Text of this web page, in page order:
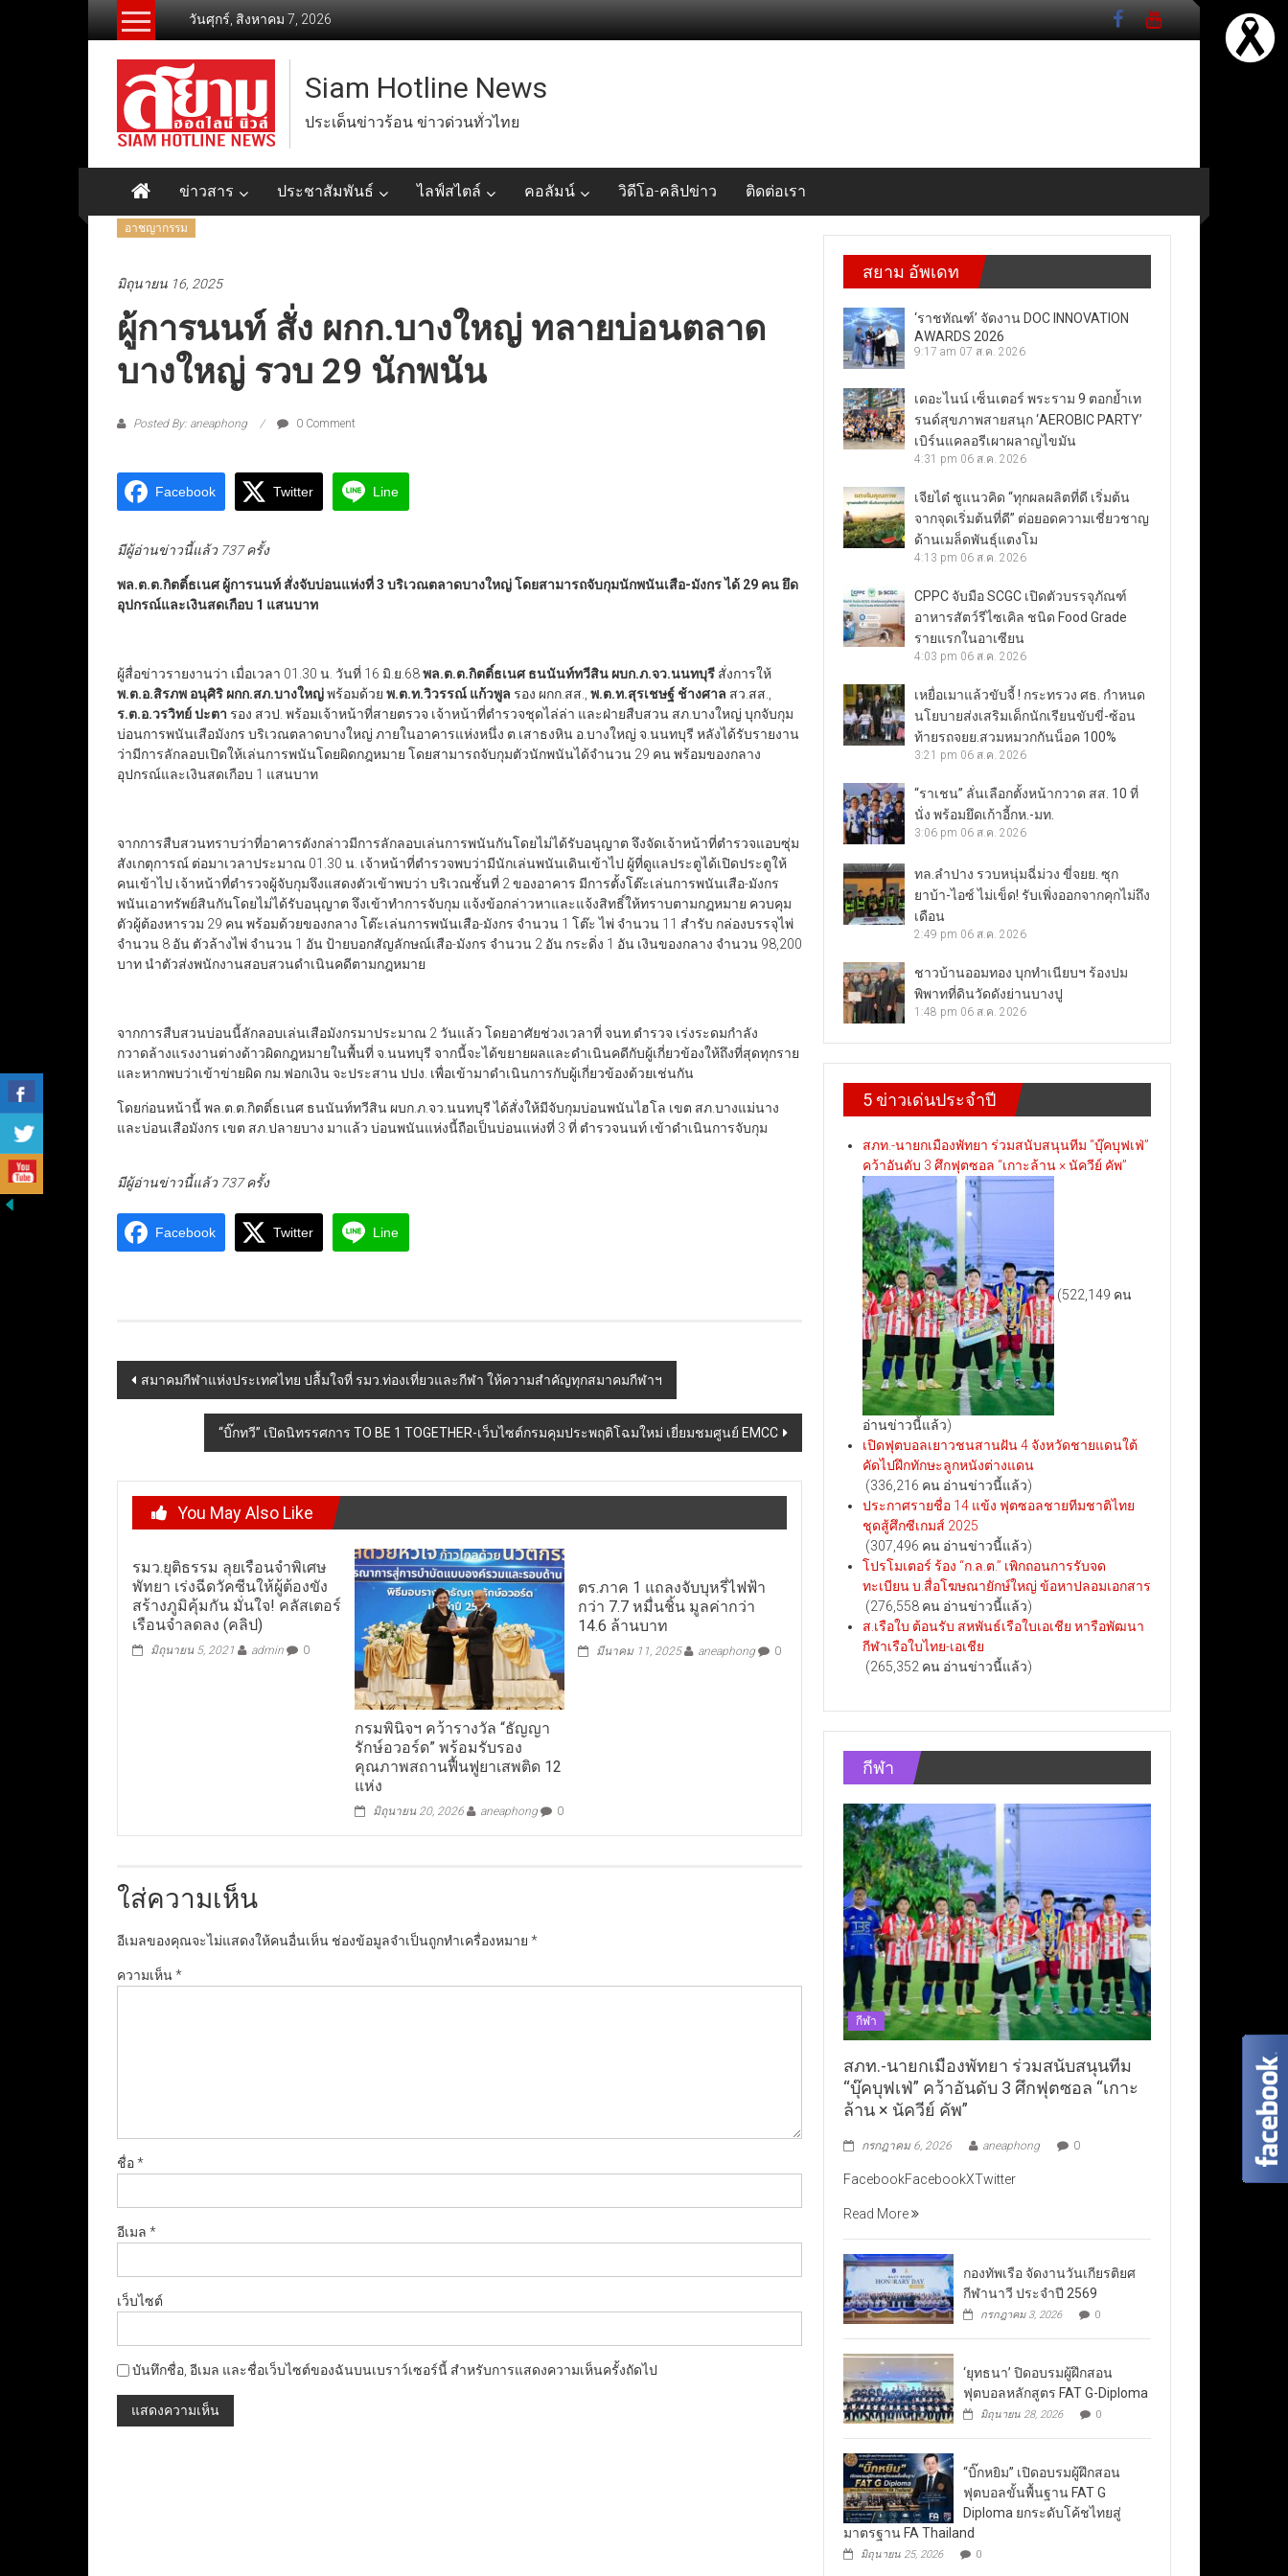
วันศุกร์, สิงหาคม 7, 2026
Siam Hotline News
ประเด็นข่าวร้อน ข่าวด่วนทั่วไทย
ข่าวสาร ประชาสัมพันธ์ ไลฟ์สไตล์ คอลัมน์ วิดีโอ-คลิปข่าว ติดต่อเรา
อาชญากรรม
มิถุนายน 16, 2025
ผู้การนนท์ สั่ง ผกก.บางใหญ่ ทลายบ่อนตลาด
บางใหญ่ รวบ 29 นักพนัน
Posted By: aneaphong 0 Comment
Facebook Twitter Line
มีผู้อ่านข่าวนี้แล้ว 737 ครั้ง
พล.ต.ต.กิตติ์ธเนศ ผู้การนนท์ สั่งจับบ่อนแห่งที่ 3 บริเวณตลาดบางใหญ่ โดยสามารถจับกุมนักพนันเสือ-มังกร ได้ 29 คน ยึด
อุปกรณ์และเงินสดเกือบ 1 แสนบาท
ผู้สื่อข่าวรายงานว่า เมื่อเวลา 01.30 น. วันที่ 16 มิ.ย.68พล.ต.ต.กิตติ์ธเนศ ธนนันท์ทวีสิน ผบก.ภ.จว.นนทบุรี สั่งการให้
พ.ต.อ.สิรภพ อนุศิริ ผกก.สภ.บางใหญ่พร้อมด้วย พ.ต.ท.วิวรรณ์ แก้วพูล รอง ผกก.สส., พ.ต.ท.สุรเชษฐ์ ช้างศาล สว.สส.,
ร.ต.อ.วรวิทย์ ปะตา รอง สวป. พร้อมเจ้าหน้าที่สายตรวจ เจ้าหน้าที่ตำรวจชุดไล่ล่า และฝ่ายสืบสวน สภ.บางใหญ่ บุกจับกุม
บ่อนการพนันเสือมังกร บริเวณตลาดบางใหญ่ ภายในอาคารแห่งหนึ่ง ต.เสาธงหิน อ.บางใหญ่ จ.นนทบุรี หลังได้รับรายงาน
ว่ามีการลักลอบเปิดให้เล่นการพนันโดยผิดกฎหมาย โดยสามารถจับกุมตัวนักพนันได้จำนวน 29 คน พร้อมของกลาง
อุปกรณ์และเงินสดเกือบ 1 แสนบาท
จากการสืบสวนทราบว่าที่อาคารดังกล่าวมีการลักลอบเล่นการพนันกันโดยไม่ได้รับอนุญาต จึงจัดเจ้าหน้าที่ตำรวจแอบซุ่ม
สังเกตุการณ์ ต่อมาเวลาประมาณ 01.30 น. เจ้าหน้าที่ตำรวจพบว่ามีนักเล่นพนันเดินเข้าไป ผู้ที่ดูแลประตูได้เปิดประตูให้
คนเข้าไป เจ้าหน้าที่ตำรวจผู้จับกุมจึงแสดงตัวเข้าพบว่า บริเวณชั้นที่ 2 ของอาคาร มีการตั้งโต๊ะเล่นการพนันเสือ-มังกร
พนันเอาทรัพย์สินกันโดยไม่ได้รับอนุญาต จึงเข้าทำการจับกุม แจ้งข้อกล่าวหาและแจ้งสิทธิ์ให้ทราบตามกฎหมาย ควบคุม
ตัวผู้ต้องหารวม 29 คน พร้อมด้วยของกลาง โต๊ะเล่นการพนันเสือ-มังกร จำนวน 1 โต๊ะ ไพ่ จำนวน 11 สำรับ กล่องบรรจุไพ่
จำนวน 8 อัน ตัวล้างไพ่ จำนวน 1 อัน ป้ายบอกสัญลักษณ์เสือ-มังกร จำนวน 2 อัน กระดิ่ง 1 อัน เงินของกลาง จำนวน 98,200
บาท นำตัวส่งพนักงานสอบสวนดำเนินคดีตามกฎหมาย
จากการสืบสวนบ่อนนี้ลักลอบเล่นเสือมังกรมาประมาณ 2 วันแล้ว โดยอาศัยช่วงเวลาที่ จนท.ตำรวจ เร่งระดมกำลัง
กวาดล้างแรงงานต่างด้าวผิดกฎหมายในพื้นที่ จ.นนทบุรี จากนี้จะได้ขยายผลและดำเนินคดีกับผู้เกี่ยวข้องให้ถึงที่สุดทุกราย
และหากพบว่าเข้าข่ายผิด กม.ฟอกเงิน จะประสาน ปปง. เพื่อเข้ามาดำเนินการกับผู้เกี่ยวข้องด้วยเช่นกัน
โดยก่อนหน้านี้ พล.ต.ต.กิตติ์ธเนศ ธนนันท์ทวีสิน ผบก.ภ.จว.นนทบุรี ได้สั่งให้มีจับกุมบ่อนพนันไฮโล เขต สภ.บางแม่นาง
และบ่อนเสือมังกร เขต สภ.ปลายบาง มาแล้ว บ่อนพนันแห่งนี้ถือเป็นบ่อนแห่งที่ 3 ที่ ตำรวจนนท์ เข้าดำเนินการจับกุม
มีผู้อ่านข่าวนี้แล้ว 737 ครั้ง
Facebook Twitter Line
Post
navigation
สมาคมกีฬาแห่งประเทศไทย ปลื้มใจที่ รมว.ท่องเที่ยวและกีฬา ให้ความสำคัญทุกสมาคมกีฬาฯ
“บิ๊กทวี” เปิดนิทรรศการ TO BE 1 TOGETHER-เว็บไซต์กรมคุมประพฤติโฉมใหม่ เยี่ยมชมศูนย์ EMCC
You May Also Like
รมว.ยุติธรรม ลุยเรือนจำพิเศษ
พัทยา เร่งฉีดวัคซีนให้ผู้ต้องขัง
สร้างภูมิคุ้มกัน มั่นใจ! คลัสเตอร์
เรือนจำลดลง (คลิป)
มิถุนายน 5, 2021 admin 0
กรมพินิจฯ คว้ารางวัล “ธัญญา
รักษ์อวอร์ด” พร้อมรับรอง
คุณภาพสถานฟื้นฟูยาเสพติด 12
แห่ง
มิถุนายน 20, 2026 aneaphong 0
ตร.ภาค 1 แถลงจับบุหรี่ไฟฟ้า
กว่า 7.7 หมื่นชิ้น มูลค่ากว่า
14.6 ล้านบาท
มีนาคม 11, 2025 aneaphong 0
ใส่ความเห็น
อีเมลของคุณจะไม่แสดงให้คนอื่นเห็น ช่องข้อมูลจำเป็นถูกทำเครื่องหมาย *
ความเห็น*
ชื่อ*
อีเมล *
เว็บไซต์
บันทึกชื่อ, อีเมล และชื่อเว็บไซต์ของฉันบนเบราว์เซอร์นี้ สำหรับการแสดงความเห็นครั้งถัดไป
สยาม อัพเดท
‘ราชทัณฑ์’ จัดงาน DOC INNOVATION
AWARDS 2026
9:17 am 07 ส.ค. 2026
เดอะไนน์ เซ็นเตอร์ พระราม 9 ตอกย้ำเท
รนด์สุขภาพสายสนุก ‘AEROBIC PARTY’
เบิร์นแคลอรีเผาผลาญไขมัน
4:31 pm 06 ส.ค. 2026
เจียไต๋ ชูแนวคิด “ทุกผลผลิตที่ดี เริ่มต้น
จากจุดเริ่มต้นที่ดี” ต่อยอดความเชี่ยวชาญ
ด้านเมล็ดพันธุ์แตงโม
4:13 pm 06 ส.ค. 2026
CPPC จับมือ SCGC เปิดตัวบรรจุภัณฑ์
อาหารสัตว์รีไซเคิล ชนิด Food Grade
รายแรกในอาเซียน
4:03 pm 06 ส.ค. 2026
เหยื่อเมาแล้วขับจี้ ! กระทรวง ศธ. กำหนด
นโยบายส่งเสริมเด็กนักเรียนขับขี่-ซ้อน
ท้ายรถจยย.สวมหมวกกันน็อค 100%
3:21 pm 06 ส.ค. 2026
“ราเชน” ลั่นเลือกตั้งหน้ากวาด สส. 10 ที่
นั่ง พร้อมยึดเก้าอี้กห.-มท.
3:06 pm 06 ส.ค. 2026
ทล.ลำปาง รวบหนุ่มฉี่ม่วง ขี่จยย. ซุก
ยาบ้า-ไอซ์ ไม่เข็ด! รับเพิ่งออกจากคุกไม่ถึง
เดือน
2:49 pm 06 ส.ค. 2026
ชาวบ้านออมทอง บุกทำเนียบฯ ร้องปม
พิพาทที่ดินวัดดังย่านบางปู
1:48 pm 06 ส.ค. 2026
5 ข่าวเด่นประจำปี
สภท.-นายกเมืองพัทยา ร่วมสนับสนุนทีม “บุ๊คบุฟเฟ่”
คว้าอันดับ 3 ศึกฟุตซอล “เกาะล้าน × นัควีย์ คัพ”
(522,149 คน
อ่านข่าวนี้แล้ว)
เปิดฟุตบอลเยาวชนสานฝัน 4 จังหวัดชายแดนใต้
คัดไปฝึกทักษะลูกหนังต่างแดน
(336,216 คน อ่านข่าวนี้แล้ว)
ประกาศรายชื่อ 14 แข้ง ฟุตซอลชายทีมชาติไทย
ชุดสู้ศึกซีเกมส์ 2025
(307,496 คน อ่านข่าวนี้แล้ว)
โปรโมเตอร์ ร้อง “ก.ล.ต.” เพิกถอนการรับจด
ทะเบียน บ.สื่อโฆษณายักษ์ใหญ่ ข้อหาปลอมเอกสาร
(276,558 คน อ่านข่าวนี้แล้ว)
ส.เรือใบ ต้อนรับ สหพันธ์เรือใบเอเชีย หารือพัฒนา
กีฬาเรือใบไทย-เอเชีย
(265,352 คน อ่านข่าวนี้แล้ว)
กีฬา
กีฬา
สภท.-นายกเมืองพัทยา ร่วมสนับสนุนทีม
“บุ๊คบุฟเฟ่” คว้าอันดับ 3 ศึกฟุตซอล “เกาะ
ล้าน × นัควีย์ คัพ”
กรกฎาคม 6, 2026 aneaphong 0
FacebookFacebookXTwitter
Read More
กองทัพเรือ จัดงานวันเกียรติยศ
กีฬานาวี ประจำปี 2569
กรกฎาคม 3, 2026 0
‘ยุทธนา’ ปิดอบรมผู้ฝึกสอน
ฟุตบอลหลักสูตร FAT G-Diploma
มิถุนายน 28, 2026 0
“บิ๊กหยิม” เปิดอบรมผู้ฝึกสอน
ฟุตบอลขั้นพื้นฐาน FAT G
Diploma ยกระดับโค้ชไทยสู่
มาตรฐาน FA Thailand
มิถุนายน 25, 2026 0